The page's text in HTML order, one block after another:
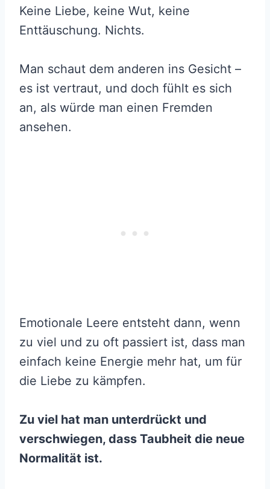
Keine Liebe, keine Wut, keine
Enttäuschung. Nichts.
Man schaut dem anderen ins Gesicht –
es ist vertraut, und doch fühlt es sich
an, als würde man einen Fremden
ansehen.
Emotionale Leere entsteht dann, wenn
zu viel und zu oft passiert ist, dass man
einfach keine Energie mehr hat, um für
die Liebe zu kämpfen.
Zu viel hat man unterdrückt und
verschwiegen, dass Taubheit die neue
Normalität ist.